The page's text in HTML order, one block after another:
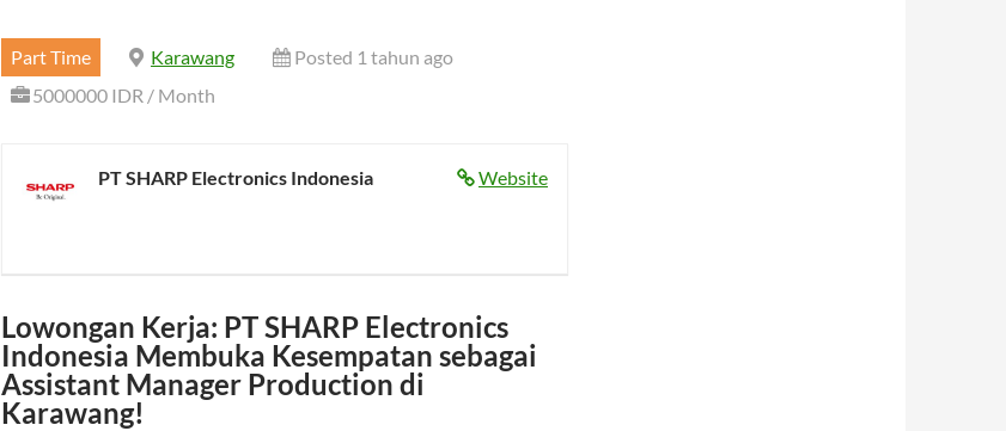
Part Time Karawang
Posted 1 tahun ago
5000000 IDR / Month
Website
PT SHARP Electronics Indonesia
Lowongan Kerja: PT SHARP Electronics
Indonesia Membuka Kesempatan sebagai
Assistant Manager Production di
Karawang!